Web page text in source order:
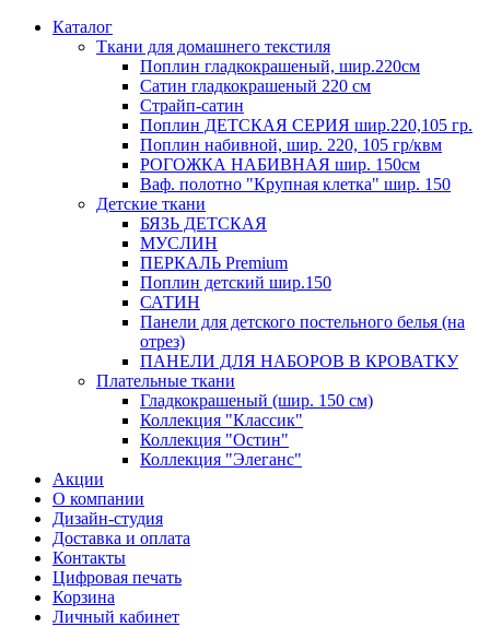
Каталог
Ткани для домашнего текстиля
Поплин гладкокрашеный, шир.220см
Сатин гладкокрашеный 220 см
Страйп-сатин
Поплин ДЕТСКАЯ СЕРИЯ шир.220,105 гр.
Поплин набивной, шир. 220, 105 гр/квм
РОГОЖКА НАБИВНАЯ шир. 150см
Ваф. полотно "Крупная клетка" шир. 150
Детские ткани
БЯЗЬ ДЕТСКАЯ
МУСЛИН
ПЕРКАЛЬ Premium
Поплин детский шир.150
САТИН
Панели для детского постельного белья (на
отрез)
ПАНЕЛИ ДЛЯ НАБОРОВ В КРОВАТКУ
Плательные ткани
Гладкокрашеный (шир. 150 см)
Коллекция "Классик"
Коллекция "Остин"
Коллекция "Элеганс"
Акции
О компании
Дизайн-студия
Доставка и оплата
Контакты
Цифровая печать
Корзина
Личный кабинет